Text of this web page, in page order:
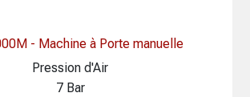
- Machine à Porte manuelle
Pression d'Air
7 Bar